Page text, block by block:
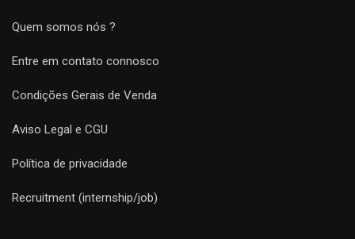
Quem somos nós ?
Entre em contato connosco
Condições Gerais de Venda
Aviso Legal e CGU
Política de privacidade
Recruitment (internship/job)